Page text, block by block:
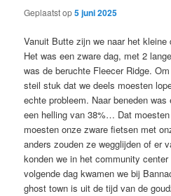
Geplaatst op5 juni 2025
Vanuit Butte zijn we naar het
Het was een zware dag, met 2
was de beruchte Fleecer Ridge.
steil stuk dat we deels moesten
echte probleem. Naar beneden
een helling van 38%… Dat
moesten onze zware fietsen met
anders zouden ze wegglijden of er
konden we in het community
volgende dag kwamen we bij
ghost town is uit de tijd van de